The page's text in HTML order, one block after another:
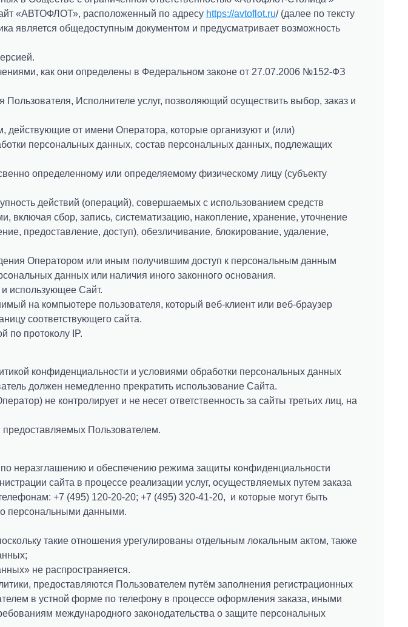
«АВТОФЛОТ», расположенный по адресу https://avtoflot.ru/ (далее по тексту
является общедоступным документом и предусматривает возможность
как они определены в Федеральном законе от 27.07.2006 №152-ФЗ
Исполнителе услуг, позволяющий осуществить выбор, заказ и
действующие от имени Оператора, которые организуют и (или)
персональных данных, состав персональных данных, подлежащих
определенному или определяемому физическому лицу (субъекту
действий (операций), совершаемых с использованием средств
включая сбор, запись, систематизацию, накопление, хранение, уточнение
предоставление, доступ), обезличивание, блокирование, удаление,
Оператором или иным получившим доступ к персональным данным
данных или наличия иного законного основания.
использующее Сайт.
на компьютере пользователя, который веб-клиент или веб-браузер
соответствующего сайта.
по протоколу IP.
конфиденциальности и условиями обработки персональных данных
должен немедленно прекратить использование Сайта.
не контролирует и не несет ответственность за сайты третьих лиц, на
Пользователем.
неразглашению и обеспечению режима защиты конфиденциальности
сайта в процессе реализации услуг, осуществляемых путем заказа
+7 (495) 120-20-20; +7 (495) 320-41-20, и которые могут быть
персональными данными.
такие отношения урегулированы отдельным локальным актом, также
не распространяется.
предоставляются Пользователем путём заполнения регистрационных
в устной форме по телефону в процессе оформления заказа, иными
международного законодательства о защите персональных